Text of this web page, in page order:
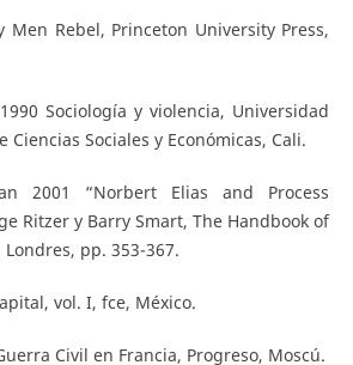
Men Rebel, Princeton University Press,
Sociología y violencia, Universidad
Ciencias Sociales y Económicas, Cali.
2001 “Norbert Elias and Process
Ritzer y Barry Smart, The Handbook of
Londres, pp. 353-367.
vol. I, fce, México.
Civil en Francia, Progreso, Moscú.